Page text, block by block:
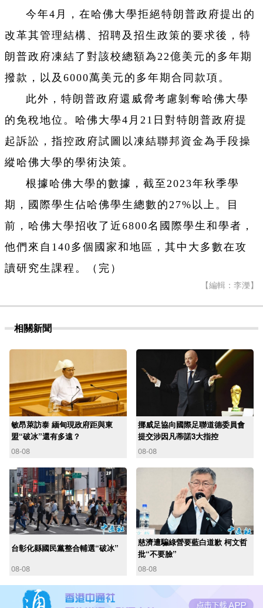
今年4月，在哈佛大學拒絕特朗普政府提出的
改革其管理結構、招聘及招生政策的要求後，特
朗普政府凍結了對該校總額為22億美元的多年期
撥款，以及6000萬美元的多年期合同款項。
此外，特朗普政府還威脅考慮剝奪哈佛大學
的免稅地位。哈佛大學4月21日對特朗普政府提
起訴訟，指控政府試圖以凍結聯邦資金為手段操
縱哈佛大學的學術決策。
根據哈佛大學的數據，截至2023年秋季學
期，國際學生佔哈佛學生總數的27%以上。目
前，哈佛大學招收了近6800名國際學生和學者，
他們來自140多個國家和地區，其中大多數在攻
讀研究生課程。（完）
【編輯：李濼】
相關新聞
敏昂萊訪泰 緬甸現政府距與東
盟“破冰”還有多遠？
08-08
挪威足協向國際足聯道德委員會
提交涉因凡蒂諾3大指控
08-08
台彰化縣國民黨整合輔選“破冰”
08-08
慈濟遭騙綠營要藍白道歉 柯文哲
批“不要臉”
08-08